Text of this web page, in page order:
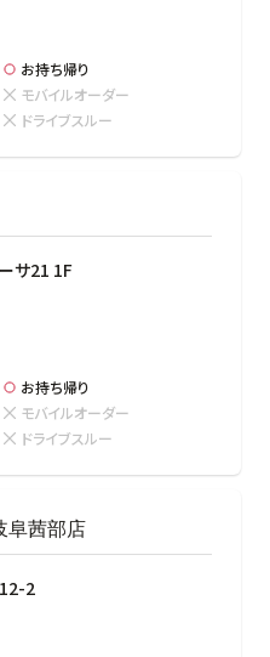
お持ち帰り
モバイルオーダー
ドライブスルー
サ21 1F
お持ち帰り
モバイルオーダー
ドライブスルー
阜茜部店
2